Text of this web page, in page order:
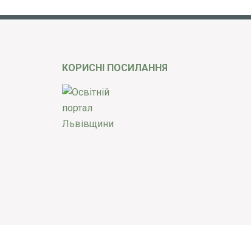
КОРИСНІ ПОСИЛАННЯ